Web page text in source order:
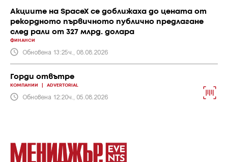
Акциите на SpaceX се доближаха до цената от
рекордното първичното публично предлагане
след рали от 327 млрд. долара
ФИНАНСИ
Обновена 13:25ч., 08.08.2026
Горди отвътре
КОМПАНИИ ADVERTORIAL
Обновена 12:20ч., 05.08.2026